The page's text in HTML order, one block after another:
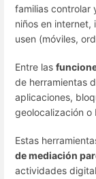
familias controlar
niños en
usen (móviles,
Entre las
de herramientas
aplicaciones,
geolocalización o
Estas
de mediación
actividades